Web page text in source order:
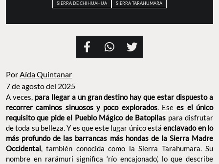
SIERRA DE CHIHUAHUA
SIERRA TARAHUMARA
PorAída Quintanar
7 de agosto del 2025
A veces, para llegar a un gran destino hay que estar dispuesto a
recorrer caminos sinuosos y poco explorados. Esees el único
requisito que pide el Pueblo Mágico de Batopilas para disfrutar
de toda su belleza. Y es que este lugar único está enclavado en lo
más profundo de las barrancas más hondas de la Sierra Madre
Occidental, también conocida como la Sierra Tarahumara. Su
nombre en rarámuri significa ‘río encajonado’, lo que describe